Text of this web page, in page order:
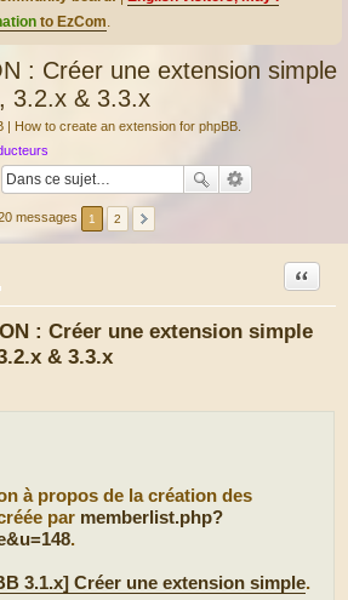
to EzCom.
: Créer une extension simple
3.2.x & 3.3.x
| How to create an extension for phpBB.
messages 1 2
: Créer une extension simple
& 3.3.x
Citation
à propos de la création des
par memberlist.php?
.
3.1.x] Créer une extension simple.